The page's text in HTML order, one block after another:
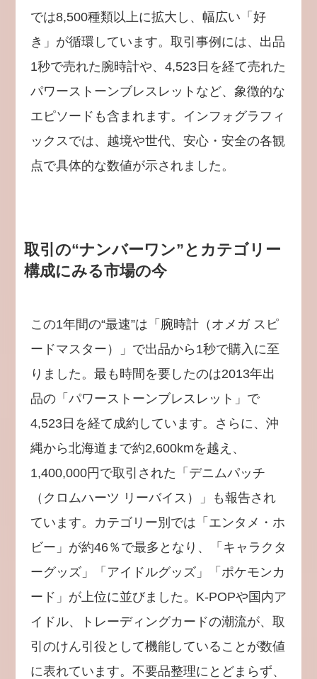
では8,500種類以上に拡大し、幅広い「好
き」が循環しています。取引事例には、出品
1秒で売れた腕時計や、4,523日を経て売れた
パワーストーンブレスレットなど、象徴的な
エピソードも含まれます。インフォグラフィ
ックスでは、越境や世代、安心・安全の各観
点で具体的な数値が示されました。
取引の“ナンバーワン”とカテゴリー
構成にみる市場の今
この1年間の“最速”は「腕時計（オメガ スピ
ードマスター）」で出品から1秒で購入に至
りました。最も時間を要したのは2013年出
品の「パワーストーンブレスレット」で
4,523日を経て成約しています。さらに、沖
縄から北海道まで約2,600kmを越え、
1,400,000円で取引された「デニムパッチ
（クロムハーツ リーバイス）」も報告され
ています。カテゴリー別では「エンタメ・ホ
ビー」が約46％で最多となり、「キャラクタ
ーグッズ」「アイドルグッズ」「ポケモンカ
ード」が上位に並びました。K-POPや国内ア
イドル、トレーディングカードの潮流が、取
引のけん引役として機能していることが数値
に表れています。不要品整理にとどまらず、